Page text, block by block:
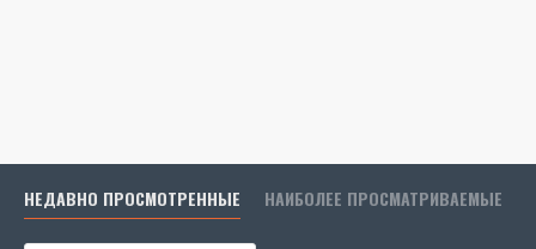
НЕДАВНО ПРОСМОТРЕННЫЕ НАИБОЛЕЕ ПРОСМАТРИВАЕМЫЕ